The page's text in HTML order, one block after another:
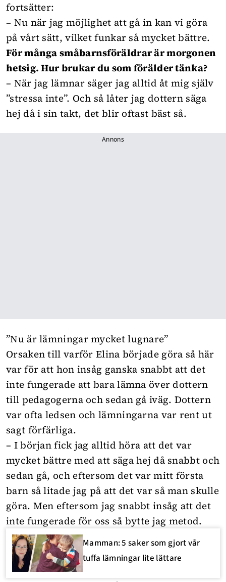
fortsätter:
– Nu när jag möjlighet att gå in kan vi göra
på vårt sätt, vilket funkar så mycket bättre.
För många småbarnsföräldrar är morgonen
hetsig. Hur brukar du som förälder tänka?
– När jag lämnar säger jag alltid åt mig själv
”stressa inte”. Och så låter jag dottern säga
hej då i sin takt, det blir oftast bäst så.
Annons
”Nu är lämningar mycket lugnare”
Orsaken till varför Elina började göra så här
var för att hon insåg ganska snabbt att det
inte fungerade att bara lämna över dottern
till pedagogerna och sedan gå iväg. Dottern
var ofta ledsen och lämningarna var rent ut
sagt förfärliga.
– I början fick jag alltid höra att det var
mycket bättre med att säga hej då snabbt och
sedan gå, och eftersom det var mitt första
barn så litade jag på att det var så man skulle
göra. Men eftersom jag snabbt insåg att det
inte fungerade för oss så bytte jag metod.
Mamman: 5 saker som gjort vår
tuffa lämningar lite lättare